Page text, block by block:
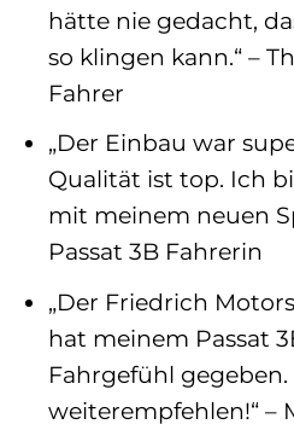
hätte nie gedacht,
so klingen kann.“ –
Fahrer
„Der Einbau war
Qualität ist top. Ich
mit meinem neuen
Passat 3B Fahrerin
„Der Friedrich
hat meinem Passat
Fahrgefühl
weiterempfehlen!“ –